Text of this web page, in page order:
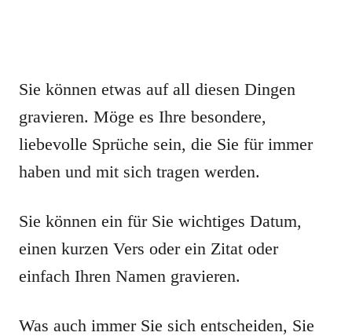
Sie können etwas auf all diesen Dingen
gravieren. Möge es Ihre besondere,
liebevolle Sprüche sein, die Sie für immer
haben und mit sich tragen werden.
Sie können ein für Sie wichtiges Datum,
einen kurzen Vers oder ein Zitat oder
einfach Ihren Namen gravieren.
Was auch immer Sie sich entscheiden, Sie